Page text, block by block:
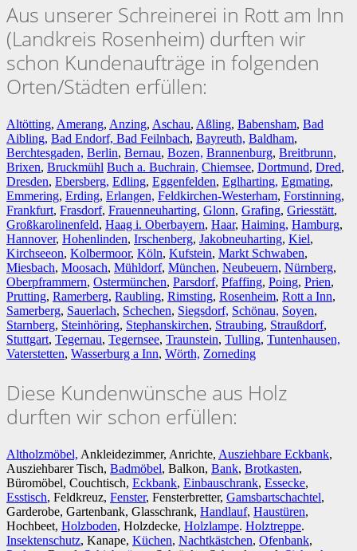
Aus unserer Schreinerei in Rott am Inn
(Landkreis Rosenheim) durften wir
schon Kundenaufträge in folgenden
Orten/Städten erfüllen:
Altötting, Amerang, Anzing, Aschau, Aßling, Babensham, Bad
Aibling, Bad Endorf, Bad Feilnbach, Bayreuth, Baldham,
Berchtesgaden, Berlin, Bernau, Bozen, Brannenburg, Breitbrunn,
Brixen, Bruckmühl Buch a. Buchrain, Chiemsee, Dortmund, Dred,
Dresden, Ebersberg, Edling, Eggenfelden, Eglharting, Egmating,
Emmering, Erding, Erlangen, Feldkirchen-Westerham, Forstinning,
Frankfurt, Frasdorf, Frauenneuharting, Glonn, Grafing, Griesstätt,
Großkarolinenfeld, Haag i. Oberbayern, Haar, Haiming, Hamburg,
Hannover, Hohenlinden, Irschenberg, Jakobneuharting, Kiel,
Kirchseeon, Kolbermoor, Köln, Kufstein, Markt Schwaben,
Miesbach, Moosach, Mühldorf, München, Neubeuern, Nürnberg,
Oberpframmern, Ostermünchen, Parsdorf, Pfaffing, Poing, Prien,
Prutting, Ramerberg, Raubling, Rimsting, Rosenheim, Rott a Inn,
Samerberg, Sauerlach, Schechen, Siegsdorf, Schönau, Soyen,
Starnberg, Steinhöring, Stephanskirchen, Straubing, Straußdorf,
Stuttgart, Tegernau, Tegernsee, Traunstein, Tulling, Tuntenhausen,
Vaterstetten, Wasserburg a Inn, Wörth, Zorneding
Diese Kundenwünsche aus Holz
durften wir schon erfüllen:
Altholzmöbel, Ankleidezimmer, Anrichte, Ausziehbare Eckbank,
Ausziehbarer Tisch, Badmöbel, Balkon, Bank, Brotkasten,
Büromöbel, Couchtisch, Eckbank, Einbauschrank, Essecke,
Esstisch, Feldkreuz, Fenster, Fensterbretter, Gamsbartschachtel,
Garderobe, Gartenbank, Glasschrank, Handlauf, Haustüren,
Hochbeet, Holzboden, Holzdecke, Holzlampe. Holztreppe.
Insektenschutz, Kanape, Küchen, Nachtkästchen, Ofenbank,